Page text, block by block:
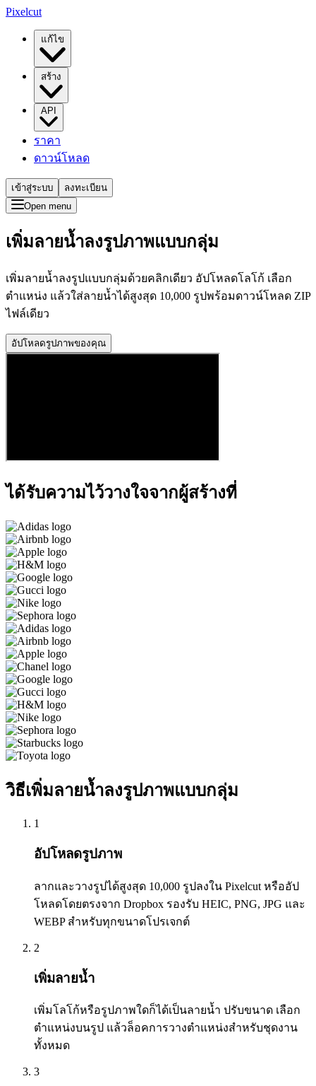
Pixelcut
แก้ไข
สร้าง
API
ราคา
ดาวน์โหลด
เข้าสู่ระบบ
ลงทะเบียน
Open menu
เพิ่มลายน้ำลงรูปภาพแบบกลุ่ม
เพิ่มลายน้ำลงรูปแบบกลุ่มด้วยคลิกเดียว อัปโหลดโลโก้ เลือก
ตำแหน่ง แล้วใส่ลายน้ำได้สูงสุด 10,000 รูปพร้อมดาวน์โหลด ZIP
ไฟล์เดียว
อัปโหลดรูปภาพของคุณ
ได้รับความไว้วางใจจากผู้สร้างที่
วิธีเพิ่มลายน้ำลงรูปภาพแบบกลุ่ม
1
อัปโหลดรูปภาพ
ลากและวางรูปได้สูงสุด 10,000 รูปลงใน Pixelcut หรืออัป
โหลดโดยตรงจาก Dropbox รองรับ HEIC, PNG, JPG และ
WEBP สำหรับทุกขนาดโปรเจกต์
2
เพิ่มลายน้ำ
เพิ่มโลโก้หรือรูปภาพใดก็ได้เป็นลายน้ำ ปรับขนาด เลือก
ตำแหน่งบนรูป แล้วล็อคการวางตำแหน่งสำหรับชุดงาน
ทั้งหมด
3